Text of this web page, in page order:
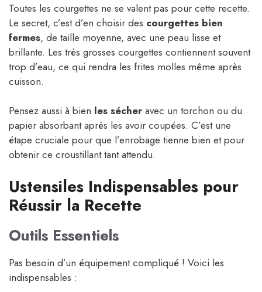
Toutes les courgettes ne se valent pas pour cette recette.
Le secret, c’est d’en choisir des courgettes bien
fermes, de taille moyenne, avec une peau lisse et
brillante. Les très grosses courgettes contiennent souvent
trop d’eau, ce qui rendra les frites molles même après
cuisson.
Pensez aussi à bien les sécher avec un torchon ou du
papier absorbant après les avoir coupées. C’est une
étape cruciale pour que l’enrobage tienne bien et pour
obtenir ce croustillant tant attendu.
Ustensiles Indispensables pour
Réussir la Recette
Outils Essentiels
Pas besoin d’un équipement compliqué ! Voici les
indispensables :